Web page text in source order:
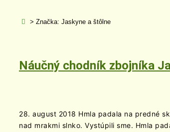
> Značka:Jaskyne a štôlne
Náučný chodník zbojníka
28. august 2018 Hmla padala na predné
nad mrakmi slnko. Vystúpili sme. Hmla